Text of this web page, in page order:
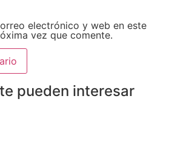
electrónico y web en este
vez que comente.
pueden interesar